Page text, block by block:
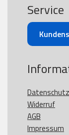
Service
Datenschutz
Widerruf
AGB
Impressum